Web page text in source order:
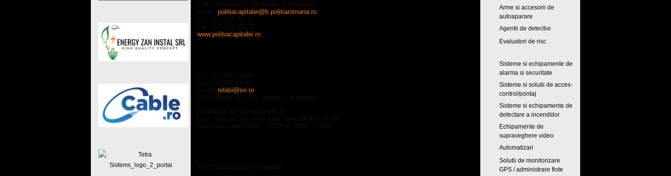
Calea Victoriei nr. 19, sector 3, Bucuresti
Email: politiacapitalei@b.politiaromana.ro
Tel.: 021.315.35.34
Fax: 021.312.23.23
www.politiacapitalei.ro
Tel.: 021.410.60.65
Fax 021.402.23.39
Email: relatii@sri.ro
Bd. Libertatii nr. 14 D, sector 5, Bucuresti
Programul de lucru cu publicul:
Luni, miercuri, joi, vineri intre orele 09:00 – 14:00
Marti intre orele 09:00 – 12:00 si 16:00 – 18:00
Tel.: 021/208.25.25 - centrala
Arme si accesorii de
autoaparare
Agentii de detectivi
Evaluatori de risc
Sisteme si echipamente de
alarma si securitate
Sisteme si solutii de acces-
control/pontaj
Sisteme si echipamente de
detectare a incendiilor
Echipamente de
supraveghere video
Automatizari
Solutii de monitorizare
GPS / administrare flote